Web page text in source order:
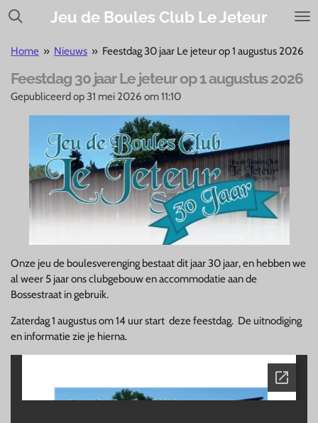
Ga
naar
hoofdinhoud
Jeu de Boules Club Le Jeteur
Home » Nieuws » Feestdag 30 jaar Le jeteur op 1 augustus 2026
Feestdag 30 jaar Le jeteur op 1 augustus 2026
Gepubliceerd op 31 mei 2026 om 11:10
Onze jeu de boulesverenging bestaat dit jaar 30 jaar, en hebben we
al weer 5 jaar ons clubgebouw en accommodatie aan de
Bossestraat in gebruik.
Zaterdag 1 augustus om 14 uur start deze feestdag. De uitnodiging
en informatie zie je hierna.